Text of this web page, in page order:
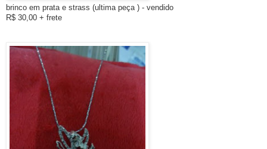
brinco em prata e strass (ultima peça ) - vendido
R$ 30,00 + frete